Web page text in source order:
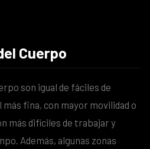
Cuerpo
son igual de fáciles de
fina, con mayor movilidad o
más difíciles de trabajar y
Además, algunas zonas